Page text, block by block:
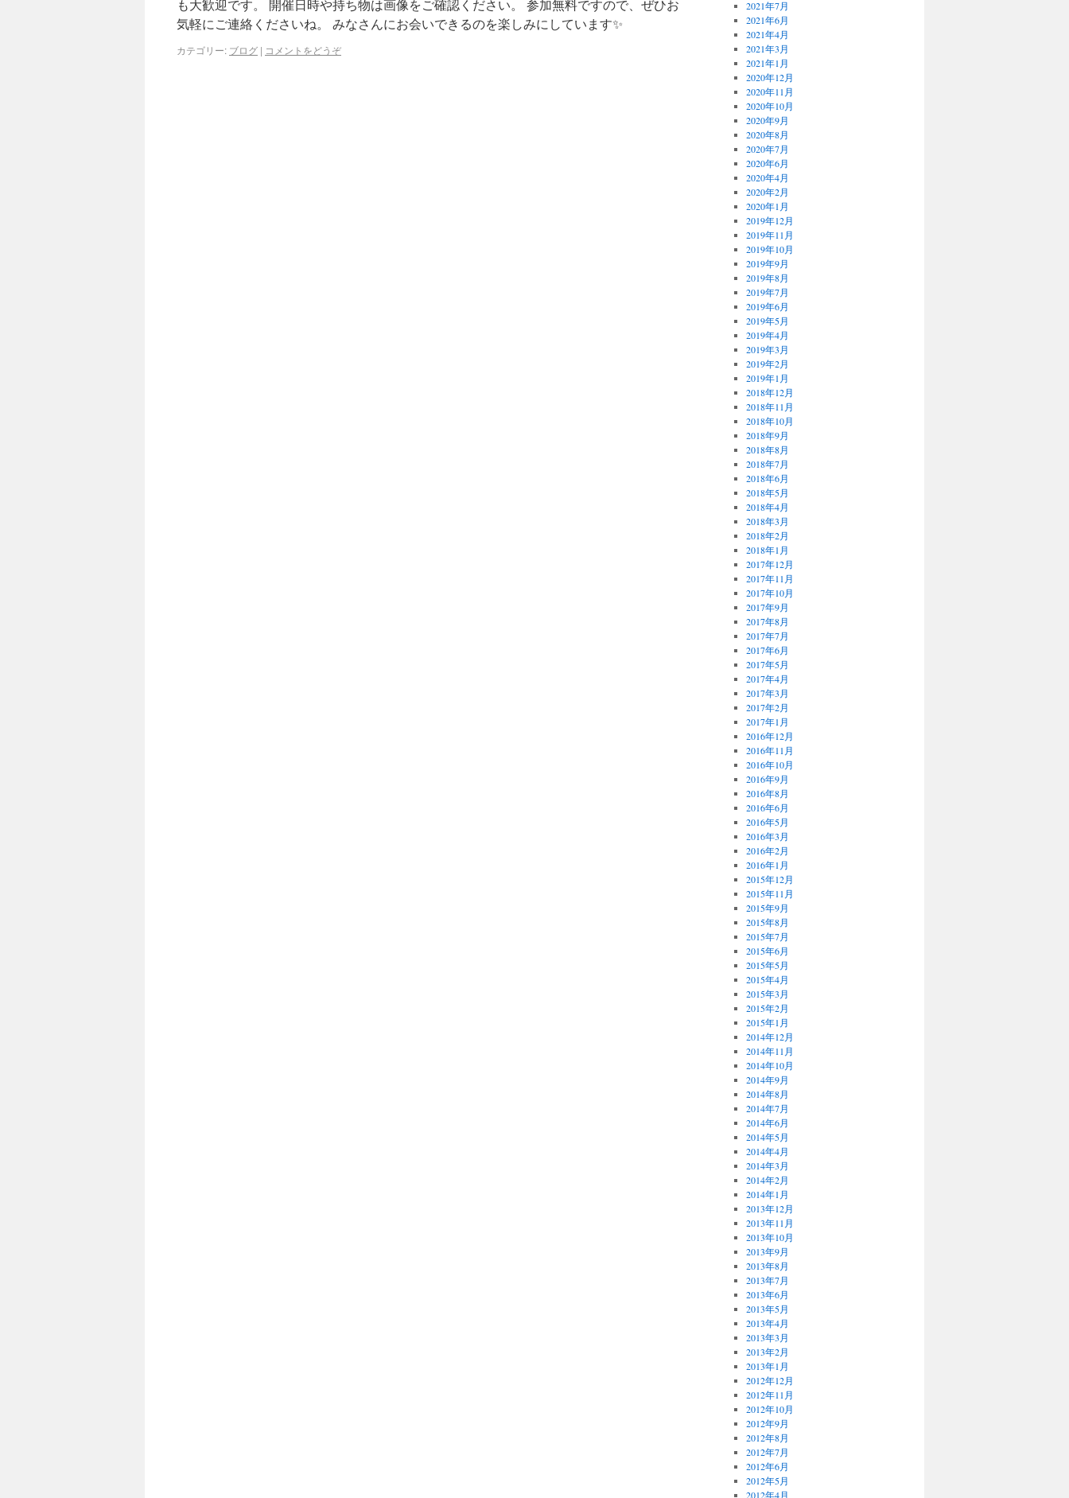
も大歓迎です。 開催日時や持ち物は画像をご確認ください。 参加無料ですので、ぜひお
気軽にご連絡くださいね。 みなさんにお会いできるのを楽しみにしています✨
カテゴリー: ブログ | コメントをどうぞ
2021年7月
2021年6月
2021年4月
2021年3月
2021年1月
2020年12月
2020年11月
2020年10月
2020年9月
2020年8月
2020年7月
2020年6月
2020年4月
2020年2月
2020年1月
2019年12月
2019年11月
2019年10月
2019年9月
2019年8月
2019年7月
2019年6月
2019年5月
2019年4月
2019年3月
2019年2月
2019年1月
2018年12月
2018年11月
2018年10月
2018年9月
2018年8月
2018年7月
2018年6月
2018年5月
2018年4月
2018年3月
2018年2月
2018年1月
2017年12月
2017年11月
2017年10月
2017年9月
2017年8月
2017年7月
2017年6月
2017年5月
2017年4月
2017年3月
2017年2月
2017年1月
2016年12月
2016年11月
2016年10月
2016年9月
2016年8月
2016年6月
2016年5月
2016年3月
2016年2月
2016年1月
2015年12月
2015年11月
2015年9月
2015年8月
2015年7月
2015年6月
2015年5月
2015年4月
2015年3月
2015年2月
2015年1月
2014年12月
2014年11月
2014年10月
2014年9月
2014年8月
2014年7月
2014年6月
2014年5月
2014年4月
2014年3月
2014年2月
2014年1月
2013年12月
2013年11月
2013年10月
2013年9月
2013年8月
2013年7月
2013年6月
2013年5月
2013年4月
2013年3月
2013年2月
2013年1月
2012年12月
2012年11月
2012年10月
2012年9月
2012年8月
2012年7月
2012年6月
2012年5月
2012年4月